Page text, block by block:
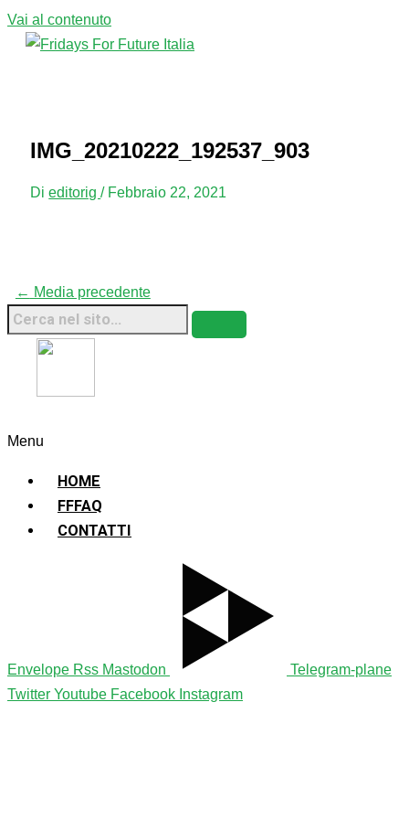
Vai al contenuto
IMG_20210222_192537_903
Dieditorig/ Febbraio 22, 2021
← Media precedente
Menu
HOME
FFFAQ
CONTATTI
Envelope Rss Mastodon
Telegram-plane
Twitter Youtube Facebook Instagram